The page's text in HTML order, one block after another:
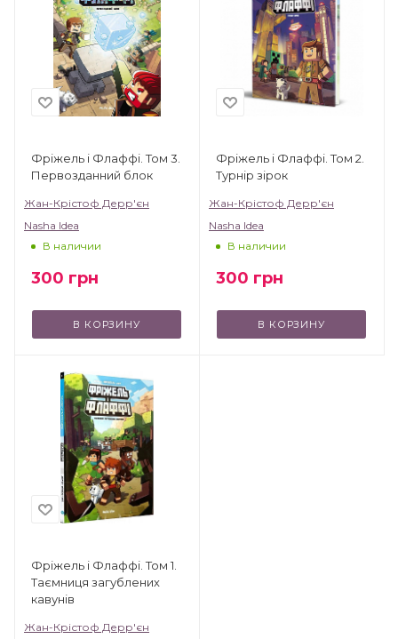
Фріжель і Флаффі. Том 3.
Первозданний блок
Жан-Крістоф Дерр'єн
Nasha Idea
В наличии
300 грн
В КОРЗИНУ
Фріжель і Флаффі. Том 2.
Турнір зірок
Жан-Крістоф Дерр'єн
Nasha Idea
В наличии
300 грн
В КОРЗИНУ
Фріжель і Флаффі. Том 1.
Таємниця загублених
кавунів
Жан-Крістоф Дерр'єн